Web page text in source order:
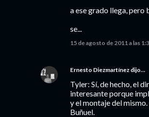
a ese grado llega, pero
se...
15 de agosto de 2011 a las
Ernesto Diezmartínez dijo…
Tyler: Sí, de hecho, el
interesante porque
y el montaje del
Buñuel.